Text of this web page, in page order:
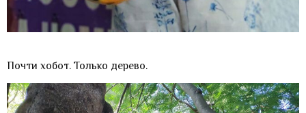
Почти хобот. Только дерево.